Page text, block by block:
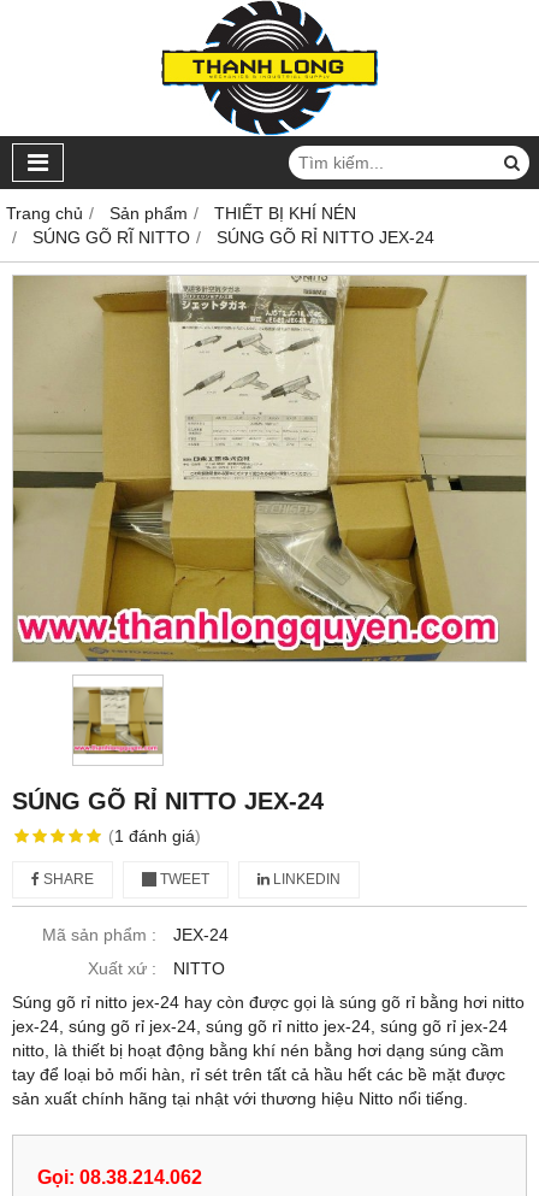
Trang chủ Sản phẩm
THIẾT BỊ KHÍ NÉN
SÚNG GÕ RĨ NITTO
SÚNG GÕ RỈ NITTO JEX-24
SÚNG GÕ RỈ NITTO JEX-24
(1 đánh giá)
SHARE TWEET LINKEDIN
Mã sản phẩm :
JEX-24
Xuất xứ :
NITTO
Súng gõ rỉ nitto jex-24 hay còn được gọi là súng gõ rỉ bằng hơi nitto
jex-24, súng gõ rỉ jex-24, súng gõ rỉ nitto jex-24, súng gõ rỉ jex-24
nitto, là thiết bị hoạt động bằng khí nén bằng hơi dạng súng cầm
tay để loại bỏ mối hàn, rỉ sét trên tất cả hầu hết các bề mặt được
sản xuất chính hãng tại nhật với thương hiệu Nitto nổi tiếng.
Gọi: 08.38.214.062